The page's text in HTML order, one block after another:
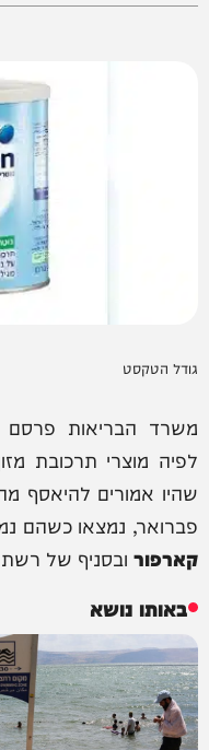
גודל הטקסט
משרד הבריאות פרסם
לפיה מוצרי תרכובת
שהיו אמורים להיאסף
פברואר, נמצאו כשהם
קארפור ובסניף של רשת
באותו נושא